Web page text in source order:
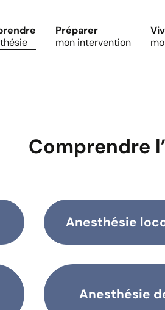
Préparer
mon intervention
Comprendre
Anesthésie
Anesthésie